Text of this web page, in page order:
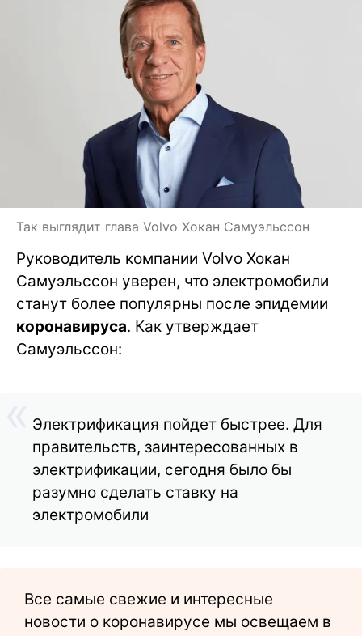
Так выглядит глава Volvo Хокан Самуэльссон
Руководитель компании Volvo Хокан
Самуэльссон уверен, что электромобили
станут более популярны после эпидемии
коронавируса. Как утверждает
Самуэльссон:
Электрификация пойдет быстрее. Для
правительств, заинтересованных в
электрификации, сегодня было бы
разумно сделать ставку на
электромобили
Все самые свежие и интересные
новости о коронавирусе мы освещаем в